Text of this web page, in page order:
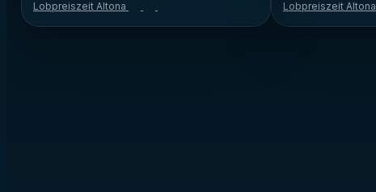
Lobpreiszeit Altona Lobpreiszeit Altona